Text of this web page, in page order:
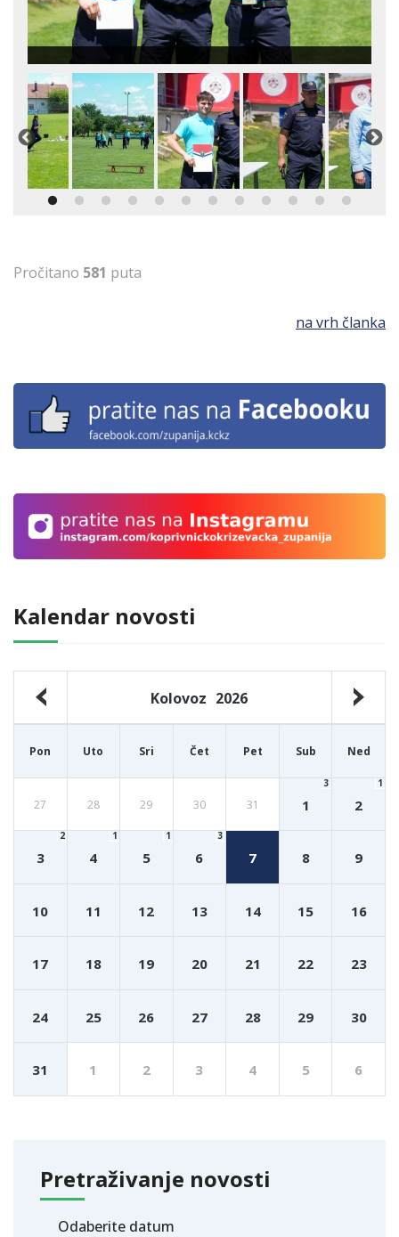
Kalendar novosti
Kolovoz 2026
Pon Uto Sri Čet Pet Sub Ned
27 28 29 30 31 1
3
2
1
3
2
4
1
5
1
6
3
7 8 9
10 11 12 13 14 15 16
17 18 19 20 21 22 23
24 25 26 27 28 29 30
31 1 2 3 4 5 6
Pretraživanje novosti
Odaberite datum
Pročitano 581 puta
na vrh članka